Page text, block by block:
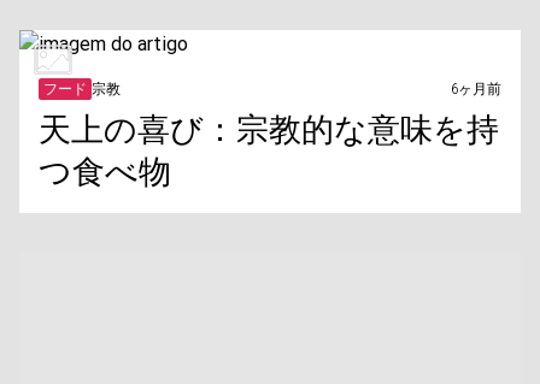
フード 宗教 6ヶ月前
天上の喜び：宗教的な意味を持
つ食べ物